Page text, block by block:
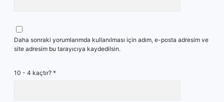
Daha sonraki yorumlarımda kullanılması için adım, e-posta adresim ve
site adresim bu tarayıcıya kaydedilsin.
10 - 4 kaçtır? *